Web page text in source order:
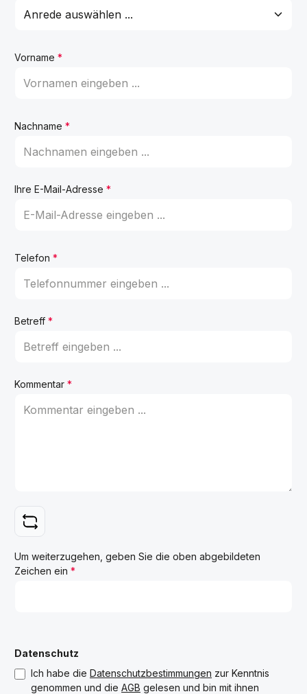
Vorname *
Nachname *
Ihre E-Mail-Adresse *
Telefon *
Betreff *
Kommentar *
Um weiterzugehen, geben Sie die oben abgebildeten
Zeichen ein *
Datenschutz
Ich habe die Datenschutzbestimmungen zur Kenntnis
genommen und die AGB gelesen und bin mit ihnen